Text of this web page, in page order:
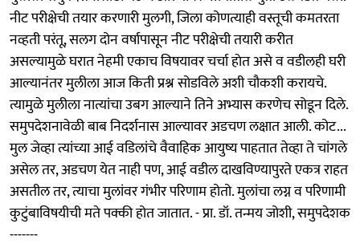
नीट परीक्षेची तयार करणारी मुलगी, जिला कोणत्याही वस्तूची कमतरता
नव्हती परंतू, सलग दोन वर्षापासून नीट परीक्षेची तयारी करीत
असल्यामुळे घरात नेहमी एकाच विषयावर चर्चा हाेत असे व वडीलही घरी
आल्यानंतर मुलीला आज किती प्रश्न सोडविले अशी चौकशी करायचे.
त्यामुळे मुलीला नात्यांचा उबग आल्याने तिने अभ्यास करणेच सोडून दिले.
समुपदेशनावेळी बाब निदर्शनास आल्यावर अडचण लक्षात आली. कोट...
मुल जेव्हा त्यांच्या आई वडिलांचे वैवाहिक आयुष्य पाहतात तेव्हा ते चांगले
असेल तर, अडचण येत नाही पण, आई वडील दाखविण्यापुरते एकत्र राहत
असतील तर, त्याचा मुलांवर गंभीर परिणाम होतो. मुलांचा लग्न व परिणामी
कुटुंबाविषयीची मते पक्की होत जातात. - प्रा. डॉ. तन्मय जोशी, समुपदेशक
-------